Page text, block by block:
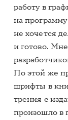
работу в
на
не хочется
и готово.
По этой же
шрифты в
трения с
произошло в